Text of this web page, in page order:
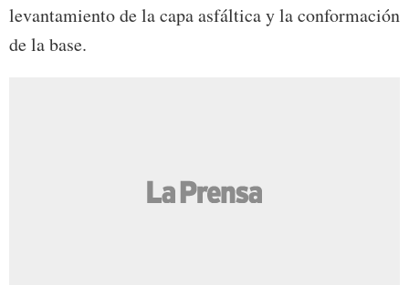
levantamiento de la capa asfáltica y la conformación
de la base.